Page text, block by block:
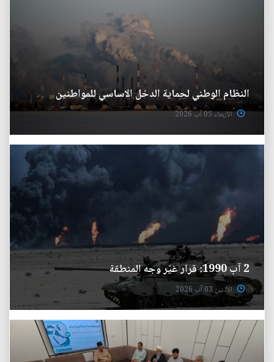
النظام الوطني لحماية الدخل الاساسي للمواطنين
الأربعاء 05 آب 2026
2 آب 1990: قرار غيّر وجه المنطقة
الأثنين 03 آب 2026